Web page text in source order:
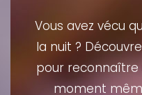
Vous avez vécu
la nuit ?
pour reconnaître
moment